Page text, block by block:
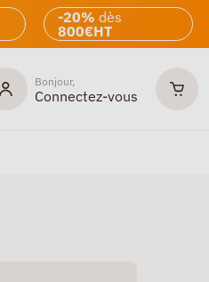
-20% dès
800€HT
Bonjour,
Connectez-vous